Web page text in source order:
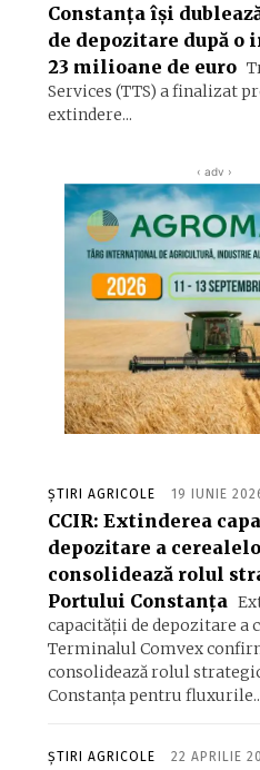
Constanța își
de depozitare după o
23 milioane de euro
Services (TTS) a finalizat
extindere...
‹ adv ›
ȘTIRI AGRICOLE 19 IUNIE
CCIR: Extinderea
depozitare a
consolidează rolul
Portului Constanța
capacității de depozitare a
Terminalul Comvex
consolidează rolul
Constanța pentru
ȘTIRI AGRICOLE 22 APRILIE